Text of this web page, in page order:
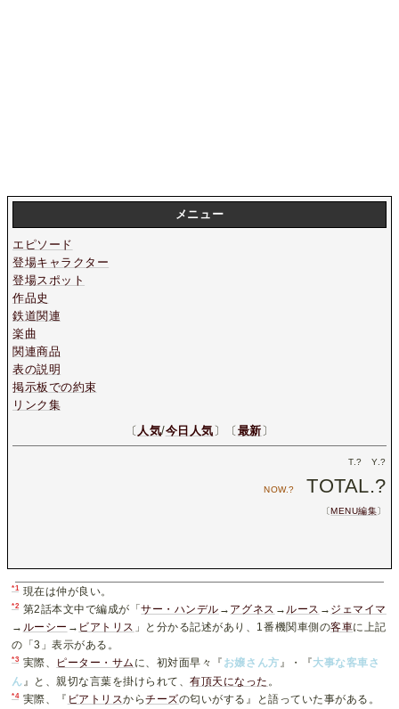
メニュー
エピソード
登場キャラクター
登場スポット
作品史
鉄道関連
楽曲
関連商品
表の説明
掲示板での約束
リンク集
〔 人気/今日人気〕〔最新〕
T.? Y.?
NOW.? TOTAL.?
〔MENU編集〕
*1 現在は仲が良い。
*2 第2話本文中で編成が「サー・ハンデル → アグネス → ルース → ジェマイマ
→ ルーシー → ビアトリス 」と分かる記述があり、1番機関車側の客車に上記
の「3」表示がある。
*3 実際、 ピーター・サム に、初対面早々『 お嬢さん方』・『大事な客車さ
ん 』と、親切な言葉を掛けられて、有頂天になった 。
*4 実際、『 ビアトリスからチーズの匂いがする』と語っていた事がある。